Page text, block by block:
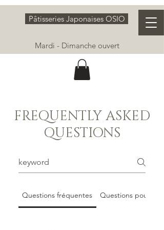
Pâtisseries Japonaises OSIO
Mardi - Dimanche ouvert
FREQUENTLY ASKED
QUESTIONS
Questions fréquentes Questions pour les